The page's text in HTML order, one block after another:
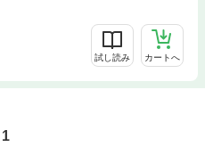
試し読み カートへ
1